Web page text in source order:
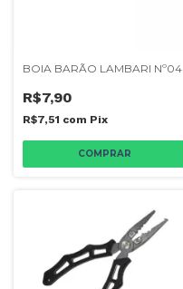
BOIA BARÃO LAMBARI Nº04
R$7,90
R$7,51 com Pix